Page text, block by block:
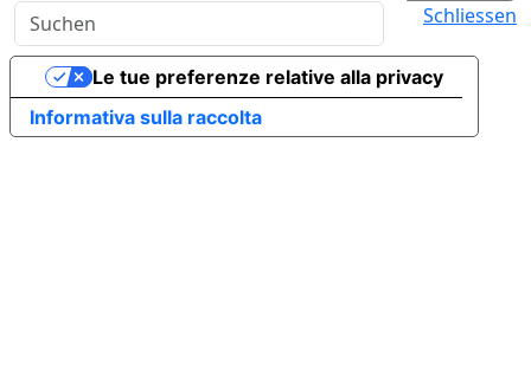
Schliessen
Informativa sulla raccolta
Le tue preferenze relative alla privacy